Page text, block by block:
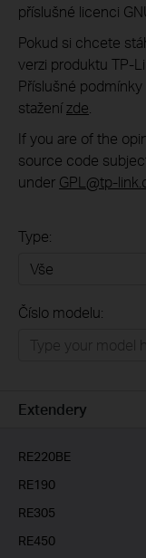
příslušné licenci
Pokud si chcete
verzi produktu TP-
Příslušné
staženízde
If you are of the
source code
under GPL@tp-
Type:
Business
Číslo modelu:
Extendery
RE220BE
RE190
RE305
RE450